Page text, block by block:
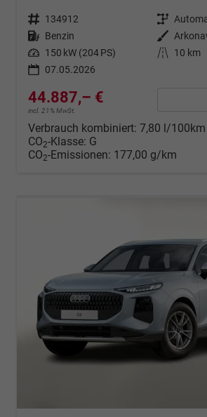
Fahrzeugnr. 134912 Getriebe
Kraftstoff Benzin Außenfarbe
Leistung 150 kW (204 PS) Kilometerstand
10 km
07.05.2026
44.887,– €
incl. 21% MwSt.
Verbrauch kombiniert: 7,80 l/100km
CO2-Klasse: G
CO2-Emissionen: 177,00 g/km